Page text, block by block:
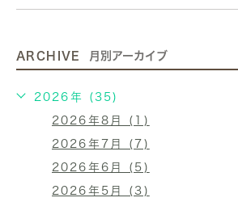
ARCHIVE 月別アーカイブ
2026年 (35)
2026年8月 (1)
2026年7月 (7)
2026年6月 (5)
2026年5月 (3)